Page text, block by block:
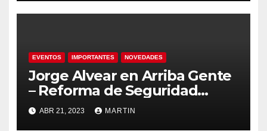
EVENTOS IMPORTANTES NOVEDADES
Jorge Alvear en Arriba Gente
– Reforma de Seguridad
Social
ABR 21, 2023 MARTIN